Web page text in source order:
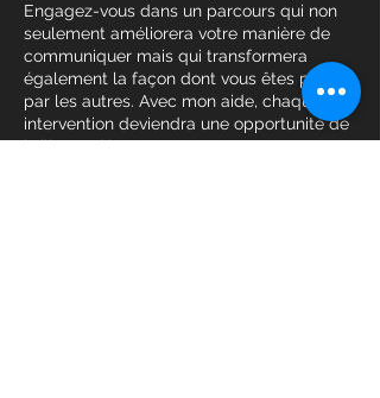
Engagez-vous dans un parcours qui non
seulement améliorera votre manière de
communiquer mais qui transformera
également la façon dont vous êtes perçu
par les autres. Avec mon aide, chaque
intervention deviendra une opportunité de
briller et d'impacter.